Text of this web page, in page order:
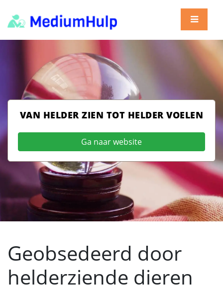
VAN HELDER ZIEN TOT HELDER VOELEN
Ga naar website
Geobsedeerd door
helderziende dieren